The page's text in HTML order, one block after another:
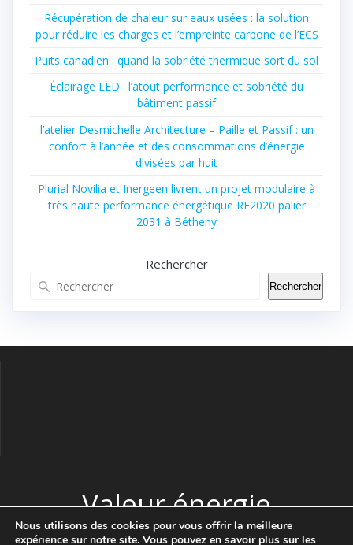
Récupération de chaleur sur eaux usées : la solution
pour réduire les charges et l’empreinte carbone de l’ECS
Puits canadien : quand la sobriété thermique sort du sol
Éclairage LED : l’atout performance et sobriété du
bâtiment passif
l’atelier Desmichelle Architecture – Paille et Passif : un
confort à l’année et des consommations d’énergie
divisées par huit
Plurial Novilia et Inergeen livrent un projet modulaire à
très haute performance énergétique RE2020 palier
2031 à Bétheny
Rechercher
Rechercher
Valeur énergie
© 2026 Valeur énergie. Construit avec WordPress et le thème
Nous utilisons des cookies pour vous offrir la meilleure
expérience sur notre site. Vous pouvez en savoir plus sur les